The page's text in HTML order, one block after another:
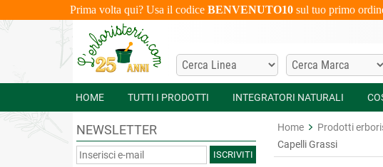
Prima volta qui? Usa il codice BENVENUTO10sul tuo primo
HOME TUTTI I PRODOTTI INTEGRATORI NATURALI
NEWSLETTER
ISCRIVITI
Home Prodotti
Capelli Grassi